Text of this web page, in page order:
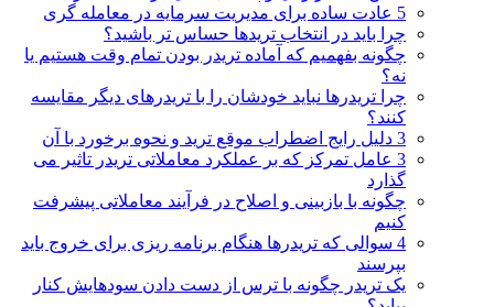
5 عادت ساده برای مدیریت سرمایه در معامله گری
چرا باید در انتخاب تریدها حساس تر باشید؟
چگونه بفهمیم که آماده تریدر بودن تمام وقت هستیم یا
نه؟
چرا تریدرها نباید خودشان را با تریدرهای دیگر مقایسه
کنند؟
3 دلیل رایج اضطراب موقع ترید و نحوه برخورد با آن
3 عامل تمرکز که بر عملکرد معاملاتی تریدر تاثیر می
گذارد
چگونه با بازبینی و اصلاح در فرآیند معاملاتی پیشرفت
کنیم
4 سوالی که تریدرها هنگام برنامه ریزی برای خروج باید
بپرسند
یک تریدر چگونه با ترس از دست دادن سودهایش کنار